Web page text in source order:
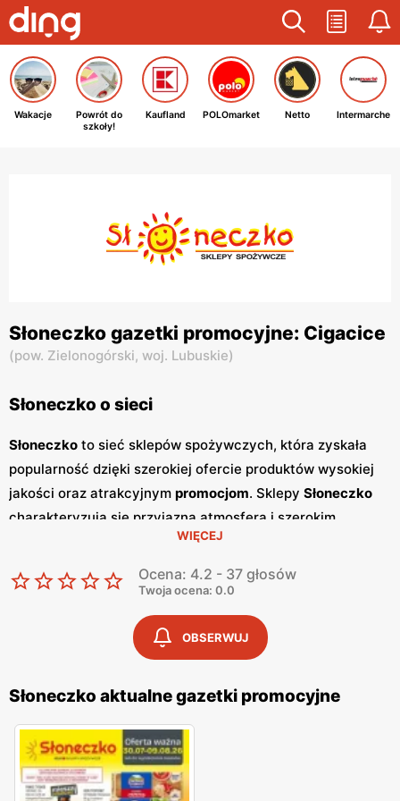
Wakacje
Powrót do
szkoły!
Kaufland POLOmarket Netto Intermarche
Słoneczko gazetki promocyjne: Cigacice
(pow. Zielonogórski, woj. Lubuskie)
Słoneczko o sieci
Słoneczko to sieć sklepów spożywczych, która zyskała
popularność dzięki szerokiej ofercie produktów wysokiej
jakości oraz atrakcyjnym promocjom. Sklepy Słoneczko
charakteryzują się przyjazną atmosferą i szerokim
asortymentem, który zaspokaja potrzeby codziennych
zakupów. Sieć ta przyciąga klientów, oferując zarówno
produkty spożywcze, jak i artykuły gospodarstwa
domowego, w przystępnychniskich cenach
gazetki promocyjnesą dostępne co dwa
tygodnie i zawierają informacje o najnowszych
promocjach
oraz wyprzedażach. Dzięki nim klienci mogą
śledzić aktualne oferty i korzystać z atrakcyjnych cen na
wiele produktów.Gazetkite są dostępne w sklepach oraz
online, co ułatwia planowanie zakupów.
szczególnie dba o wysoką jakość oferowanych produktów,
WIĘCEJ
Ocena: 4.2 - 37 głosów
Twoja ocena: 0.0
OBSERWUJ
Słoneczko aktualne gazetki promocyjne